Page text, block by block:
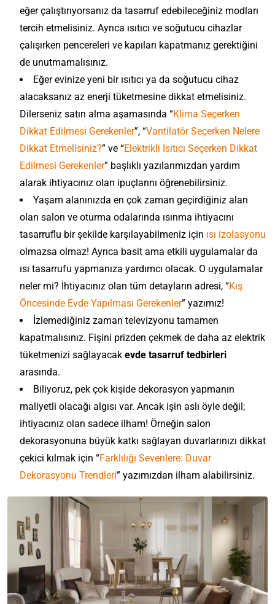
eğer çalıştırıyorsanız da tasarruf edebileceğiniz modları
tercih etmelisiniz. Ayrıca ısıtıcı ve soğutucu cihazlar
çalışırken pencereleri ve kapıları kapatmanız gerektiğini
de unutmamalısınız.
Eğer evinize yeni bir ısıtıcı ya da soğutucu cihaz
alacaksanız az enerji tüketmesine dikkat etmelisiniz.
Dilerseniz satın alma aşamasında “Klima Seçerken
Dikkat Edilmesi Gerekenler”, “Vantilatör Seçerken Nelere
Dikkat Etmelisiniz?” ve “Elektrikli Isıtıcı Seçerken Dikkat
Edilmesi Gerekenler” başlıklı yazılarımızdan yardım
alarak ihtiyacınız olan ipuçlarını öğrenebilirsiniz.
Yaşam alanınızda en çok zaman geçirdiğiniz alan
olan salon ve oturma odalarında ısınma ihtiyacını
tasarruflu bir şekilde karşılayabilmeniz için ısı izolasyonu
olmazsa olmaz! Ayrıca basit ama etkili uygulamalar da
ısı tasarrufu yapmanıza yardımcı olacak. O uygulamalar
neler mi? İhtiyacınız olan tüm detayların adresi, “Kış
Öncesinde Evde Yapılması Gerekenler” yazımız!
İzlemediğiniz zaman televizyonu tamamen
kapatmalısınız. Fişini prizden çekmek de daha az elektrik
tüketmenizi sağlayacak evde tasarruf tedbirleri
arasında.
Biliyoruz, pek çok kişide dekorasyon yapmanın
maliyetli olacağı algısı var. Ancak işin aslı öyle değil;
ihtiyacınız olan sadece ilham! Örneğin salon
dekorasyonuna büyük katkı sağlayan duvarlarınızı dikkat
çekici kılmak için “Farklılığı Sevenlere: Duvar
Dekorasyonu Trendleri” yazımızdan ilham alabilirsiniz.